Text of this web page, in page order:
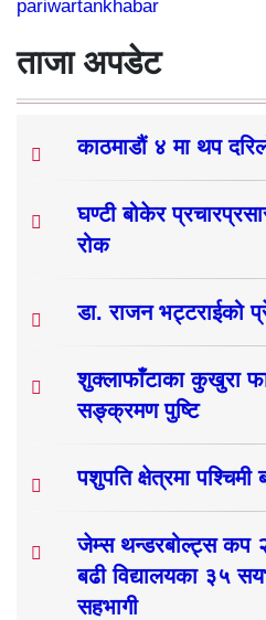
pariwartankhabar
ताजा अपडेट
काठमाडौं ४ मा थप
घण्टी बोकेर
रोक
डा. राजन भट्टराईको
शुक्लाफाँटाका कुखुरा
सङ्क्रमण पुष्टि
पशुपति क्षेत्रमा पश्चिमी
जेम्स थन्डरबोल्ट्स कप
बढी विद्यालयका ३५
सहभागी